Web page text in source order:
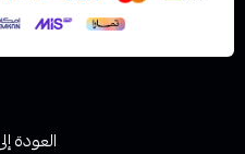
العودة